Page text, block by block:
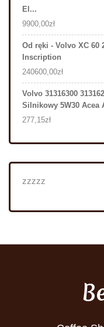
El...
9900,00zł
Od ręki - Volvo XC 60
Inscription
240600,00zł
Volvo 31316300
Silnikowy 5W30 Acea
277,15zł
zzzzz